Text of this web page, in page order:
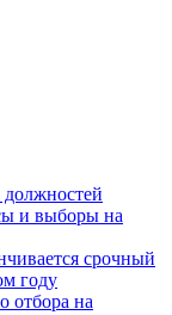
и выборы на
срочный
году
отбора на